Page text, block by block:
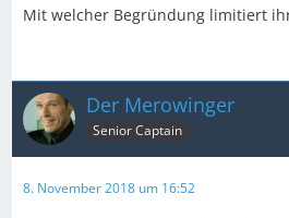
Mit welcher Begründung limitiert
Der Merowinger
Senior Captain
8. November 2018 um 16:52